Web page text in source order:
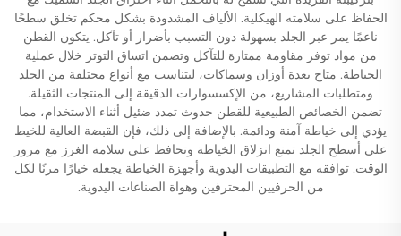
الحفاظ على سلامته الهيكلية. الألياف المشدودة بشكل محكم تخلق سطحًا
ناعمًا يمر عبر الجلد بسهولة دون التسبب بأضرار أو تآكل. يتكون القطن
من مواد توفر مقاومة ممتازة للتآكل وتضمن اتساق التوتر خلال عملية
الخياطة. متاح بعدة أوزان وسماكات، ليتناسب مع أنواع مختلفة من الجلد
ومتطلبات المشاريع، من الإكسسوارات الدقيقة إلى المنتجات الثقيلة.
تضمن الخصائص الطبيعية للقطن حدوث تمدد ضئيل أثناء الاستخدام، مما
يؤدي إلى خياطة آمنة ودائمة. بالإضافة إلى ذلك، فإن القبضة العالية للخيط
على أسطح الجلد تمنع انزلاق الخياطة وتحافظ على سلامة الغرز مع مرور
الوقت. توافقه مع التطبيقات اليدوية وأجهزة الخياطة يجعله خيارًا مرنًا لكل
من الحرفيين المحترفين وهواة الصناعات اليدوية.